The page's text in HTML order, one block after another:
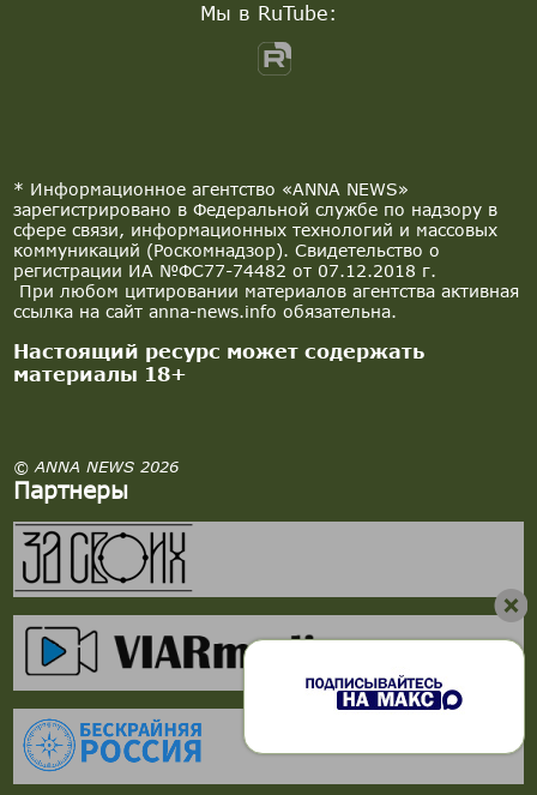
* Информационное агентство «ANNA NEWS»
зарегистрировано в Федеральной службе по надзору в
сфере связи, информационных технологий и массовых
коммуникаций (Роскомнадзор). Свидетельство о
регистрации ИА №ФС77-74482 от 07.12.2018 г.
При любом цитировании материалов агентства активная
ссылка на сайт anna-news.info обязательна.
Настоящий ресурс может содержать
материалы 18+
© ANNA NEWS 2026
Партнеры
Мы в RuTube: